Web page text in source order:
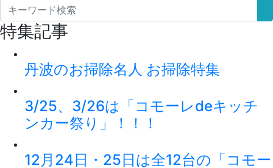
特集記事
丹波のお掃除名人 お掃除特集
3/25、3/26は「コモーレdeキッチ
ンカー祭り」！！！
12月24日・25日は全12台の「コモー